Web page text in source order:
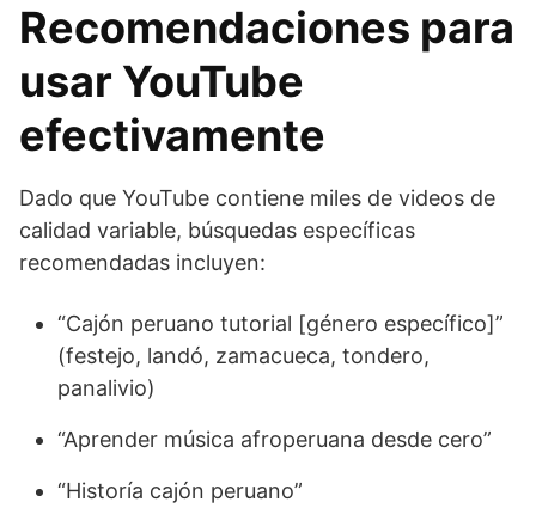
Recomendaciones para
usar YouTube
efectivamente
Dado que YouTube contiene miles de videos de
calidad variable, búsquedas específicas
recomendadas incluyen:
“Cajón peruano tutorial [género específico]”
(festejo, landó, zamacueca, tondero,
panalivio)
“Aprender música afroperuana desde cero”
“Historía cajón peruano”